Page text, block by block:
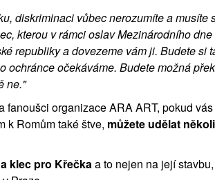
diskriminaci vůbec nerozumíte a musíte
kterou v rámci oslav Mezinárodního
republiky a dovezeme vám ji. Budete si
ochránce očekáváme. Budete možná
ne."
fanoušci organizace ARA ART, pokud
k Romům také štve, můžete udělat
klec pro Křečkaa to nejen na její